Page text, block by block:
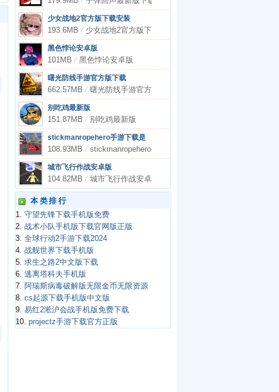
少女战地2官方版下载安装
193.6MB/ 少女战地2官方版下载安装
黑色悖论安卓版
101MB/ 黑色悖论安卓版
曙光防线手游官方版下载
662.57MB/ 曙光防线手游官方版下载
别吃鸡最新版
151.87MB/ 别吃鸡最新版
stickmanropehero手游下载是
108.93MB/ stickmanropehero手游下载是
城市飞行作战安卓版
104.82MB/ 城市飞行作战安卓版
本类排行
1. 守望先锋下载手机版免费
2. 战术小队手机版下载官网版正版
3. 全球行动2手游下载2024
4. 战舰世界下载手机版
5. 求生之路2中文版下载
6. 逃离塔科夫手机版
7. 阿瑞斯病毒破解版无限金币无限资源
8. cs起源下载手机版中文版
9. 易红2淞沪会战手机版免费下载
10. projectz手游下载官方正版